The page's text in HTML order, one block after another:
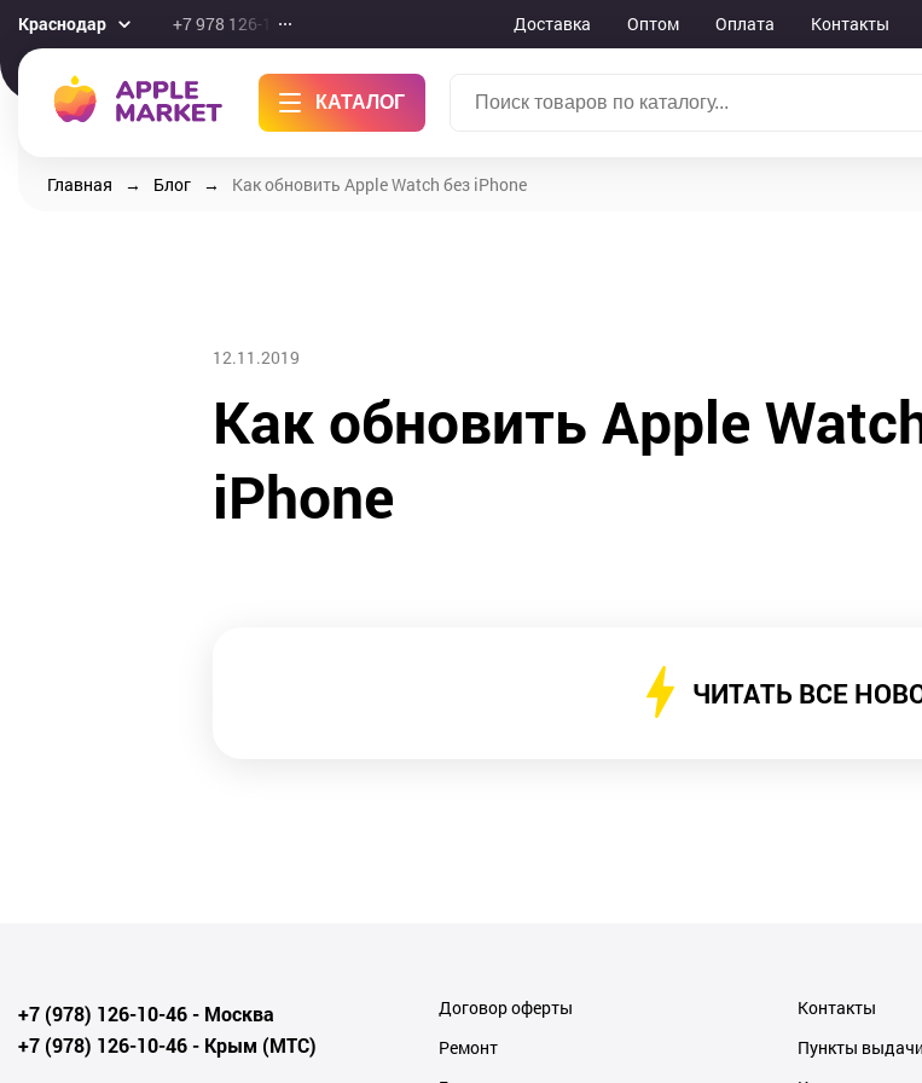
Краснодар +7 978 126-10-46 Доставка Оптом Оплата Контакты
КАТАЛОГ
Главная Блог Как обновить Apple Watch без iPhone
12.11.2019
Как обновить Apple
iPhone
ЧИТАТЬ ВСЕ
+7 (978) 126-10-46- Москва
+7 (978) 126-10-46- Крым (МТС)
Договор оферты
Ремонт
Контакты
Пункты